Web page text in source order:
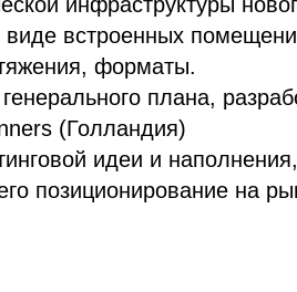
встроенных
форматы.
плана,
(Голландия)
идеи и
позиционирование на